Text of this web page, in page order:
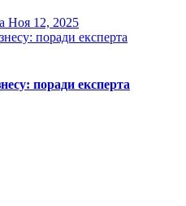
Ноя 12, 2025
поради експерта